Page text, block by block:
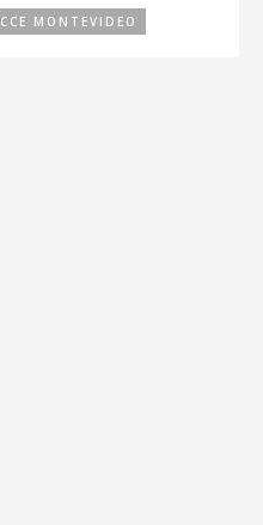
CCE MONTEVIDEO